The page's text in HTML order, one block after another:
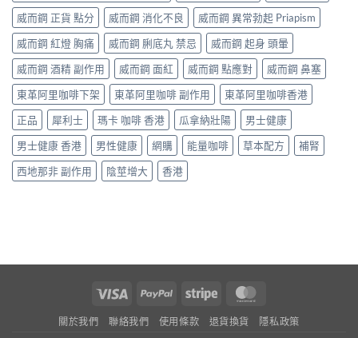
威而鋼 正貨 點分
威而鋼 消化不良
威而鋼 異常勃起 Priapism
威而鋼 紅燈 胸痛
威而鋼 脷底丸 禁忌
威而鋼 起身 頭暈
威而鋼 酒精 副作用
威而鋼 面紅 威而鋼 點應對
威而鋼 鼻塞
東革阿里咖啡下架
東革阿里咖啡 副作用
東革阿里咖啡香港
正品
犀利士 瑪卡 咖啡 香港 瓜拿納壯陽
男士健康
男士健康 香港
男性健康 網購 能量咖啡 草本配方
補腎
西地那非 副作用
陰莖增大 香港
Visa PayPal Stripe
關於我們 聯絡我們 使用條款 退貨換貨 隱私政策